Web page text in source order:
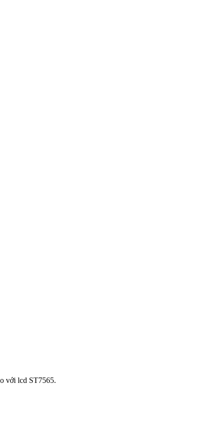
với lcd ST7565.